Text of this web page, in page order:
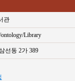
관
ontology/Library
선동 2가 389